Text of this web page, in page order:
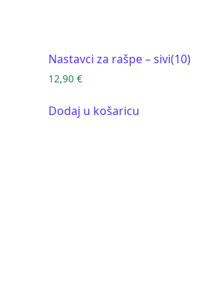
Nastavci za rašpe – sivi(10)
12,90€
Dodaj u košaricu